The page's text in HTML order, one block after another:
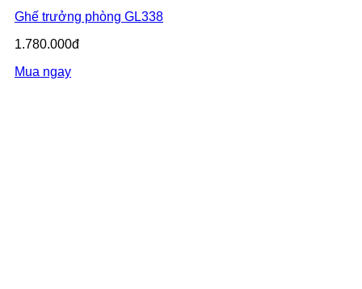
Ghế trưởng phòng GL338
1.780.000đ
Mua ngay